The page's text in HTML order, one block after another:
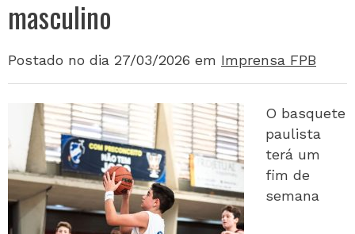
masculino
Postado no dia 27/03/2026 em Imprensa FPB
O basquete
paulista
terá um
fim de
semana